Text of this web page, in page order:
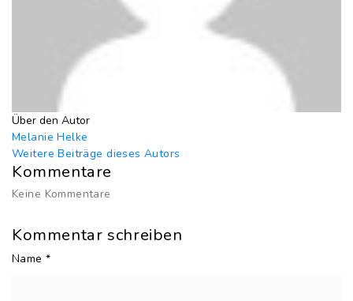
Über den Autor
Melanie Helke
Weitere Beiträge dieses Autors
Kommentare
Keine Kommentare
Kommentar schreiben
Name*